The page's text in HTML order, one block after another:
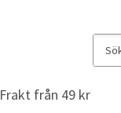
Frakt från 49 kr